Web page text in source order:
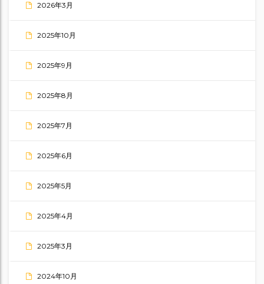
2026年3月
2025年10月
2025年9月
2025年8月
2025年7月
2025年6月
2025年5月
2025年4月
2025年3月
2024年10月